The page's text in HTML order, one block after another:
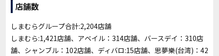
店舗数
しまむらグループ合計:2,204店舗
しまむら:1,421店舗、アベイル：314店舗、バースデイ：310店
舗、シャンブル：102店舗、ディバロ:15店舗、思夢樂(台湾)：42